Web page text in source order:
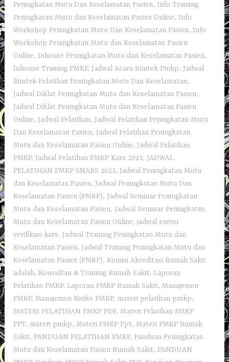
Peningkatan Mutu Dan Keselamatan Pasien, Info Training
Peningkatan Mutu dan Keselamatan Pasien Online, Info
Workshop Peningkatan Mutu Dan Keselamatan Pasien, Info
Workshop Peningkatan Mutu dan Keselamatan Pasien
Online, Inhouse Peningkatan Mutu dan Keselamatan Pasien,
Inhouse Training PMKP, Jadwal Acara Bimtek Pmkp, Jadwal
Bimtek Pelatihan Peningkatan Mutu Dan Keselamatan,
Jadwal Diklat Peningkatan Mutu dan Keselamatan Pasien,
Jadwal Diklat Peningkatan Mutu dan Keselamatan Pasien
Online, Jadwal Pelatihan, Jadwal Pelatihan Peningkatan Mutu
Dan Keselamatan Pasien, Jadwal Pelatihan Peningkatan
Mutu dan Keselamatan Pasien Online, Jadwal Pelatihan
PMKP, Jadwal Pelatihan PMKP Kars 2023, JADWAL
PELATIHAN PMKP SNARS 2023, Jadwal Peningkatan Mutu
dan Keselamatan Pasien, Jadwal Peningkatan Mutu Dan
Keselamatan Pasien (PMKP), Jadwal Seminar Peningkatan
Mutu dan Keselamatan Pasien, Jadwal Seminar Peningkatan
Mutu dan Keselamatan Pasien Online,jadwal survei
verifikasi kars, Jadwal Training Peningkatan Mutu dan
Keselamatan Pasien, Jadwal Training Peningkatan Mutu dan
Keselamatan Pasien (PMKP), Komisi Akreditasi Rumah Sakit
adalah, Konsultan & Training Rumah Sakit, Laporan
Pelatihan PMKP, Laporan PMKP Rumah Sakit,Manajemen
PMKP,Manajemen Risiko PMKP, materi pelatihan pmkp,
MATERI PELATIHAN PMKP PDF,Materi Pelatihan PMKP
PPT, materi pmkp,Materi PMKP Ppt,Materi PMKP Rumah
Sakit, PANDUAN PELATIHAN PMKP, Panduan Peningkatan
Mutu dan Keselamatan Pasien Rumah Sakit, PANDUAN